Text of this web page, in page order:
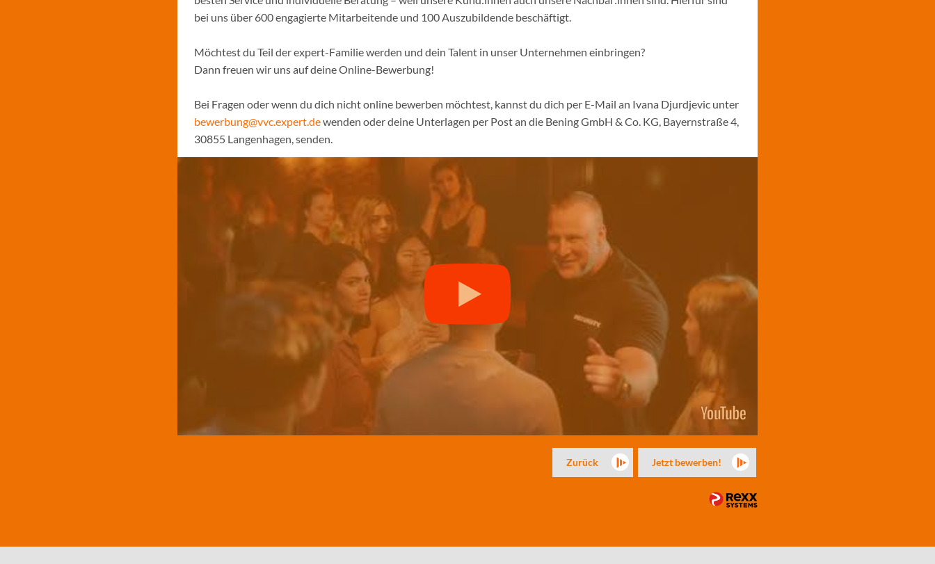
bei uns über 600 engagierte Mitarbeitende und 100 Auszubildende beschäftigt.
Möchtest du Teil der expert-Familie werden und dein Talent in unser Unternehmen einbringen?
Dann freuen wir uns auf deine Online-Bewerbung!
Bei Fragen oder wenn du dich nicht online bewerben möchtest, kannst du dich per E-Mail an Ivana Djurdjevic unter
bewerbung@vvc.expert.dewenden oder deine Unterlagen per Post an die Bening GmbH & Co. KG, Bayernstraße 4,
30855 Langenhagen, senden.
Zurück Jetzt bewerben!